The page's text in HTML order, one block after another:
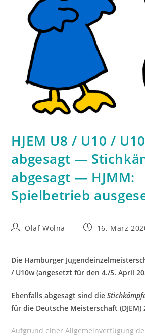
HJEM U8 / U10 /
abgesagt —
abgesagt — HJMM:
Spielbetrieb
Beitrags-
Olaf Wolna
Beitrag16. März
Die Hamburger
/ U10w (angesetzt für den 4./5. April
Ebenfalls abgesagt sind die
für die Deutsche Meisterschaft (DJEM)
Aufgrund einer Allgemeinverfügung